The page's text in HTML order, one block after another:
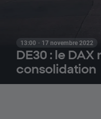
13:00 · 17 novembre 2022
DE30 : le
consolidation